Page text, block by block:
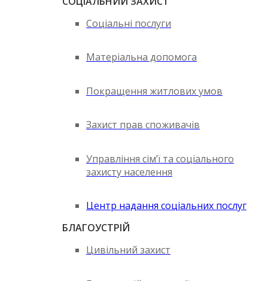
Соціальні послуги
Матеріальна допомога
Покращення житлових умов
Захист прав споживачів
Управління сім’ї та соціального
захисту населення
Центр надання соціальних послуг
БЛАГОУСТРІЙ
Цивільний захист